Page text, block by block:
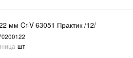
мм Cr-V 63051 Практик /12/
шт